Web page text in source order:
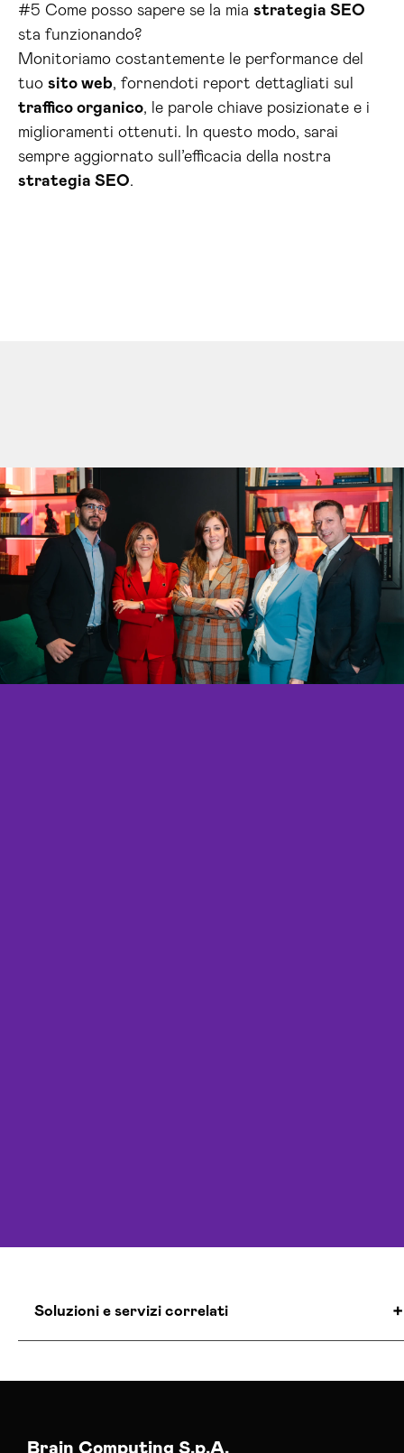
#5 Come posso sapere se la mia strategia SEO
sta funzionando?
Monitoriamo costantemente le performance del
tuo sito web, fornendoti report dettagliati sul
traffico organico, le parole chiave posizionate e i
miglioramenti ottenuti. In questo modo, sarai
sempre aggiornato sull’efficacia della nostra
strategia SEO.
Soluzioni e servizi correlati
Agenzia Google Partner Potenza
Brain Computing S.p.A.